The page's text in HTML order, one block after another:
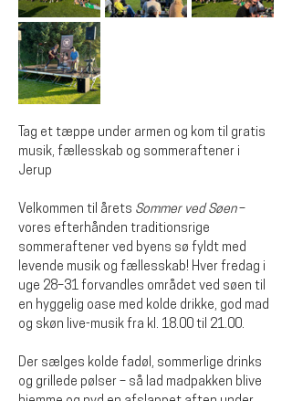
Tag et tæppe under armen og kom til gratis
musik, fællesskab og sommeraftener i
Jerup
Velkommen til årets Sommer ved Søen –
vores efterhånden traditionsrige
sommeraftener ved byens sø fyldt med
levende musik og fællesskab! Hver fredag i
uge 28–31 forvandles området ved søen til
en hyggelig oase med kolde drikke, god mad
og skøn live-musik fra kl. 18.00 til 21.00.
Der sælges kolde fadøl, sommerlige drinks
og grillede pølser – så lad madpakken blive